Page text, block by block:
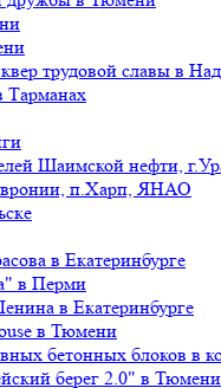
трудовой славы в
Тарманах
Шаимской нефти,
п.Харп, ЯНАО
в Екатеринбурге
в Перми
в Екатеринбурге
в Тюмени
бетонных блоков в
берег 2.0" в Тюмени